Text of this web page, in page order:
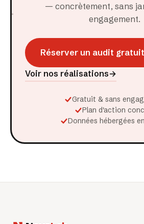
— concrètement, sans
engagement.
Réserver un audit gratuit
Voir nos réalisations→
Gratuit & sans
Plan d'action
Données hébergées